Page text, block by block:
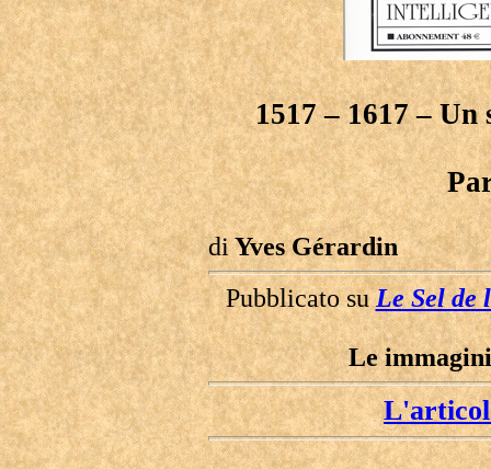
1517 – 1617 –
diYves Gérardin
Pubblicato suLe Sel de
Le